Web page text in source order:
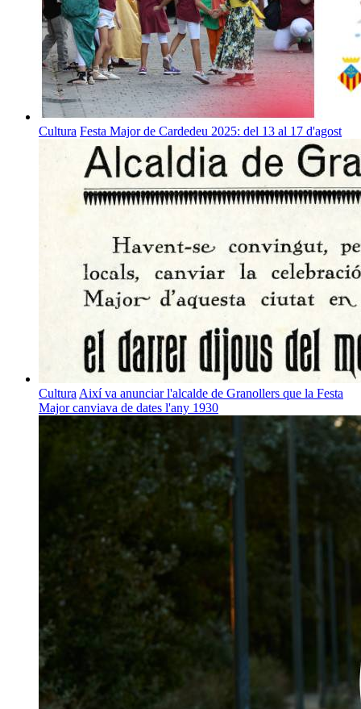
Cultura Festa Major de Cardedeu 2025: del 13 al 17 d'agost
Cultura Així va anunciar l'alcalde de Granollers que la Festa
Major canviava de dates l'any 1930